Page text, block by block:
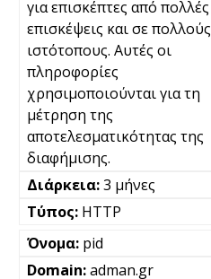
για επισκέπτες από πολλές
επισκέψεις και σε πολλούς
ιστότοπους. Αυτές οι
πληροφορίες
χρησιμοποιούνται για τη
μέτρηση της
αποτελεσματικότητας της
διαφήμισης.
3 μήνες
HTTP
pid
adman.gr